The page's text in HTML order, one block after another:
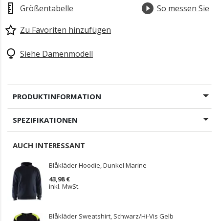
Größentabelle
So messen Sie
Zu Favoriten hinzufügen
Siehe Damenmodell
PRODUKTINFORMATION
SPEZIFIKATIONEN
AUCH INTERESSANT
Blåkläder Hoodie, Dunkel Marine
43,98 €
inkl. MwSt.
Blåkläder Sweatshirt, Schwarz/Hi-Vis Gelb